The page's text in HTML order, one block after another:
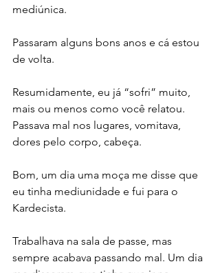
mediúnica.
Passaram alguns bons anos e cá estou
de volta.
Resumidamente, eu já “sofri” muito,
mais ou menos como você relatou.
Passava mal nos lugares, vomitava,
dores pelo corpo, cabeça.
Bom, um dia uma moça me disse que
eu tinha mediunidade e fui para o
Kardecista.
Trabalhava na sala de passe, mas
sempre acabava passando mal. Um dia